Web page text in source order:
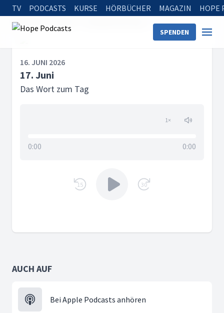
TV PODCASTS KURSE HÖRBÜCHER MAGAZIN HOPE
SPENDEN
Startseite 17. Juni
16. JUNI 2026
17. Juni
Das Wort zum Tag
1×
0:00 0:00
15 30
AUCH AUF
Bei Apple Podcasts anhören